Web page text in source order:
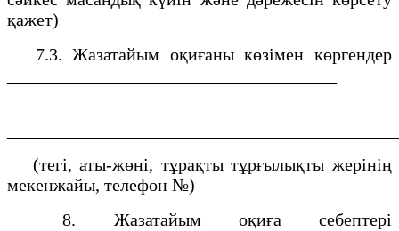
қажет)
7.3. Жазатайым оқиғаны көзімен көргендер
(тегі, аты-жөні, тұрақты тұрғылықты жерінің
мекенжайы, телефон №)
8. Жазатайым оқиға себептері